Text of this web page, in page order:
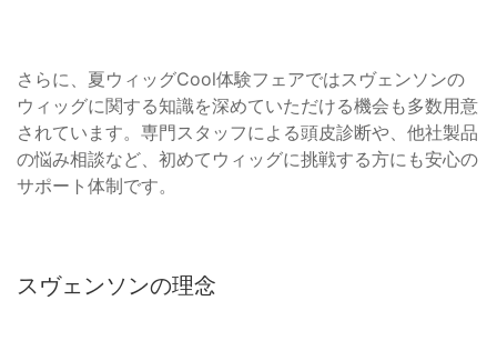
さらに、夏ウィッグCool体験フェアではスヴェンソンの
ウィッグに関する知識を深めていただける機会も多数用意
されています。専門スタッフによる頭皮診断や、他社製品
の悩み相談など、初めてウィッグに挑戦する方にも安心の
サポート体制です。
スヴェンソンの理念